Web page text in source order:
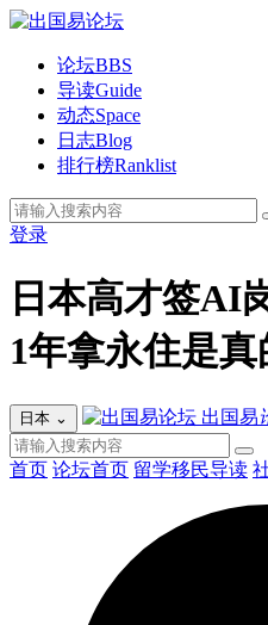
论坛BBS
导读Guide
动态Space
日志Blog
排行榜Ranklist
登录
日本高才签AI
1年拿永住是真
日本 ⌄ 出国易
首页 论坛首页 留学移民导读